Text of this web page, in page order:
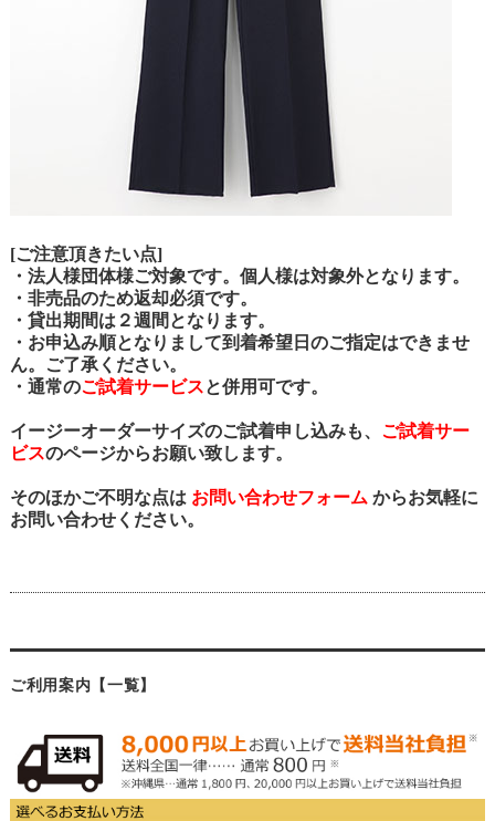
[ご注意頂きたい点]
・法人様団体様ご対象です。個人様は対象外となります。
・非売品のため返却必須です。
・貸出期間は２週間となります。
・お申込み順となりまして到着希望日のご指定はできませ
ん。ご了承ください。
・通常のご試着サービスと併用可です。
イージーオーダーサイズのご試着申し込みも、 ご試着サー
ビスのページからお願い致します。
そのほかご不明な点は お問い合わせフォーム からお気軽に
お問い合わせください。
ご利用案内【一覧】